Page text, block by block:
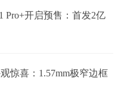
Pro+开启预售：首发2亿
惊喜：1.57mm极窄边框